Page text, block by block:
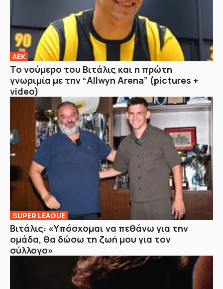
ΑΕΚ
Το νούμερο του Βιτάλις και η πρώτη
γνωριμία με την “Allwyn Arena” (pictures +
video)
SUPER LEAGUE
Βιτάλις: «Υπόσχομαι να πεθάνω για την
ομάδα, θα δώσω τη ζωή μου για τον
σύλλογο»